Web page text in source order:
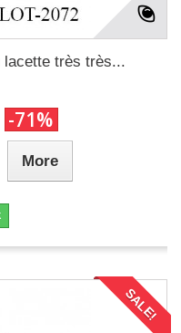
lacette très très...
-71%
More
SALE!